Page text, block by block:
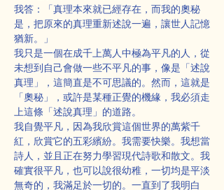
我答：「真理本來就已經存在，而我的奧秘
是，把原來的真理重新述說一遍，讓世人記憶
猶新。」
我只是一個在成千上萬人中極為平凡的人，從
未想到自己會做一些不平凡的事，像是「述說
真理」，這簡直是不可思議的。然而，這就是
「奧秘」，或許是某種正覺的機緣，我必須走
上這條「述說真理」的道路。
我自覺平凡，因為我欣賞這個世界的萬紫千
紅，欣賞它的五彩繽紛。我需要快樂。我想當
詩人，並且正在努力學習現代詩歌和散文。我
確實很平凡，也可以說很幼稚，一切均是平淡
無奇的，我滿足於一切的。一直到了我明白